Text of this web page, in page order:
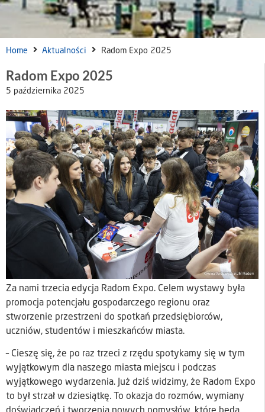
Home Aktualności Radom Expo 2025
Radom Expo 2025
5 października 2025
Za nami trzecia edycja Radom Expo. Celem wystawy była
promocja potencjału gospodarczego regionu oraz
stworzenie przestrzeni do spotkań przedsiębiorców,
uczniów, studentów i mieszkańców miasta.
– Cieszę się, że po raz trzeci z rzędu spotykamy się w tym
wyjątkowym dla naszego miasta miejscu i podczas
wyjątkowego wydarzenia. Już dziś widzimy, że Radom Expo
to był strzał w dziesiątkę. To okazja do rozmów, wymiany